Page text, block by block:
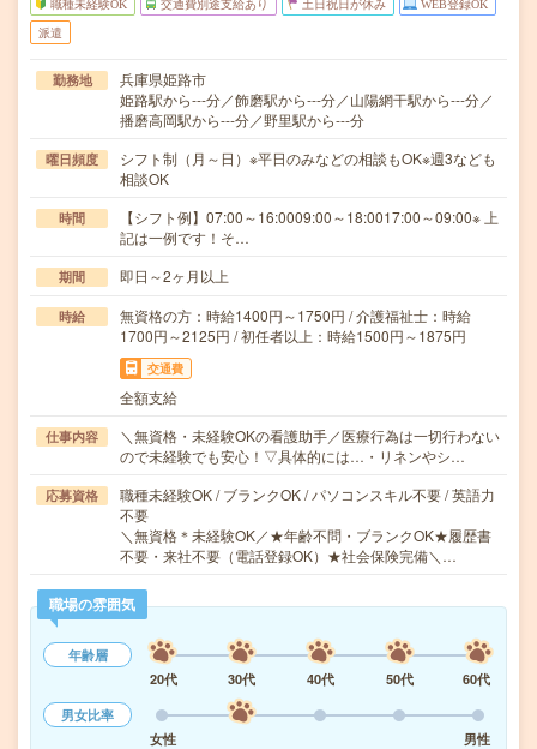
職種未経験OK 交通費別途支給あり 土日祝日が休み WEB登録OK
派遣
勤務地
兵庫県姫路市
姫路駅から---分／飾磨駅から---分／山陽網干駅から---分／
播磨高岡駅から---分／野里駅から---分
曜日頻度
シフト制（月～日）※平日のみなどの相談もOK※週3なども
相談OK
時間
【シフト例】07:00～16:0009:00～18:0017:00～09:00※ 上
記は一例です！そ…
期間 即日～2ヶ月以上
時給
無資格の方：時給1400円～1750円 / 介護福祉士：時給
1700円～2125円 / 初任者以上：時給1500円～1875円
交通費
全額支給
仕事内容
＼無資格・未経験OKの看護助手／医療行為は一切行わない
ので未経験でも安心！▽具体的には…・リネンやシ…
応募資格
職種未経験OK / ブランクOK / パソコンスキル不要 / 英語力
不要
＼無資格＊未経験OK／★年齢不問・ブランクOK★履歴書
不要・来社不要（電話登録OK）★社会保険完備＼…
職場の雰囲気
年齢層
20代
30代 40代 50代
60代
男女比率
女性
男性